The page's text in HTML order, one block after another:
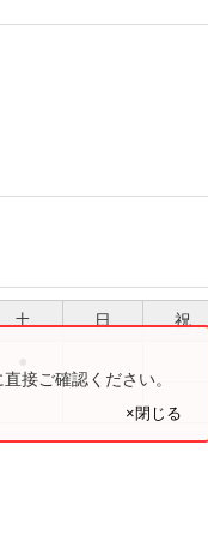
土 日 祝
接ご確認ください。
×閉じる